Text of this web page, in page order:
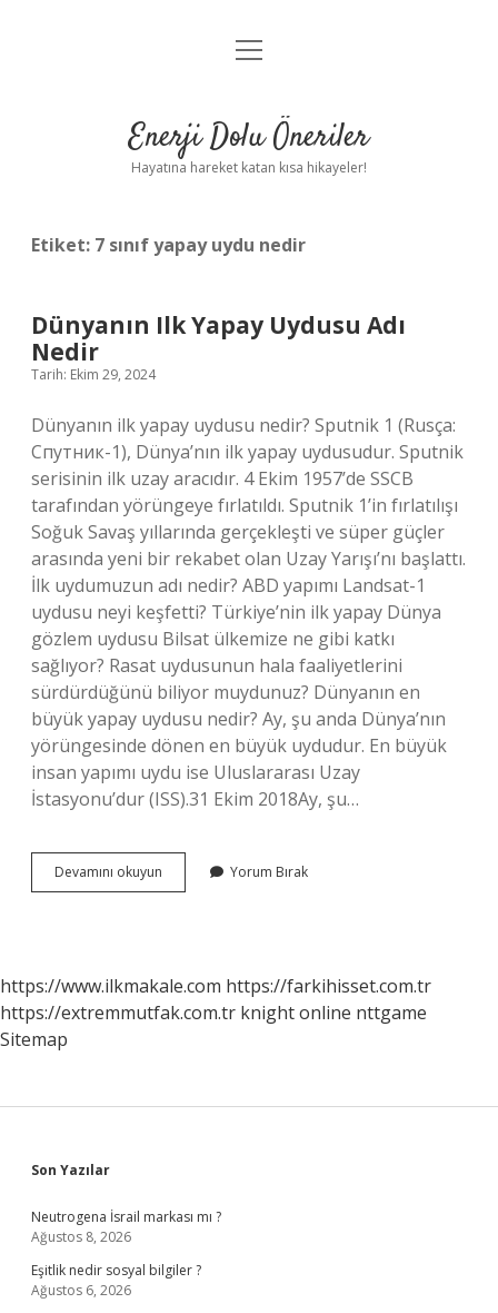
Anasayfa
Yasal Uyarı
menüyü
Enerji Dolu Öneriler
Hayatına hareket katan kısa hikayeler!
Etiket: 7 sınıf yapay uydu nedir
Dünyanın Ilk Yapay Uydusu Adı
Nedir
Tarih: Ekim 29, 2024
Dünyanın ilk yapay uydusu nedir? Sputnik 1 (Rusça:
Спутник-1), Dünya’nın ilk yapay uydusudur. Sputnik
serisinin ilk uzay aracıdır. 4 Ekim 1957’de SSCB
tarafından yörüngeye fırlatıldı. Sputnik 1’in fırlatılışı
Soğuk Savaş yıllarında gerçekleşti ve süper güçler
arasında yeni bir rekabet olan Uzay Yarışı’nı başlattı.
İlk uydumuzun adı nedir? ABD yapımı Landsat-1
uydusu neyi keşfetti? Türkiye’nin ilk yapay Dünya
gözlem uydusu Bilsat ülkemize ne gibi katkı
sağlıyor? Rasat uydusunun hala faaliyetlerini
sürdürdüğünü biliyor muydunuz? Dünyanın en
büyük yapay uydusu nedir? Ay, şu anda Dünya’nın
yörüngesinde dönen en büyük uydudur. En büyük
insan yapımı uydu ise Uluslararası Uzay
İstasyonu’dur (ISS).31 Ekim 2018Ay, şu…
Devamını okuyun Dünyanın
Ilk
Yorum Bırak
https://www.ilkmakale.com https://farkihisset.com.tr
https://extremmutfak.com.tr knight online nttgame
Sitemap
Sidebar
Son Yazılar
Neutrogena İsrail markası mı ?
Ağustos 8, 2026
Eşitlik nedir sosyal bilgiler ?
Ağustos 6, 2026